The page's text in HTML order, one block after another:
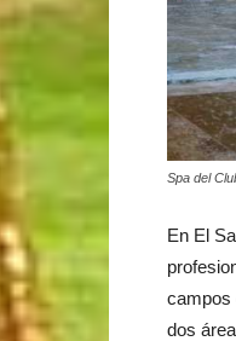
Spa del
En El
campos
dos